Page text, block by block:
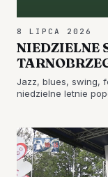
8 LIPCA 2026
NIEDZIELNE
Jazz, blues, swing,
niedzielne letnie